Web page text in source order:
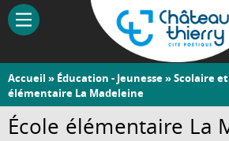
Aller
contenu
Château-
Thierry
Vous
êtes
ici
Accueil » Éducation - Jeunesse»Scolaire
élémentaire La Madeleine
École élémentaire La